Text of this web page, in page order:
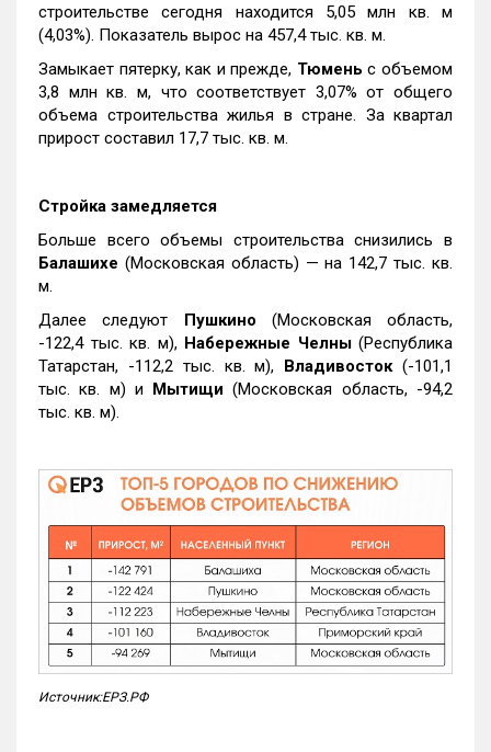
строительстве сегодня находится 5,05 млн кв. м
(4,03%). Показатель вырос на 457,4 тыс. кв. м.
Замыкает пятерку, как и прежде, Тюмень с объемом
3,8 млн кв. м, что соответствует 3,07% от общего
объема строительства жилья в стране. За квартал
прирост составил 17,7 тыс. кв. м.
Стройка замедляется
Больше всего объемы строительства снизились в
Балашихе (Московская область) — на 142,7 тыс. кв.
м.
Далее следуют Пушкино (Московская область,
-122,4 тыс. кв. м), Набережные Челны(Республика
Татарстан, -112,2 тыс. кв. м), Владивосток(-101,1
тыс. кв. м) и Мытищи (Московская область, -94,2
тыс. кв. м).
Источник:ЕРЗ.РФ